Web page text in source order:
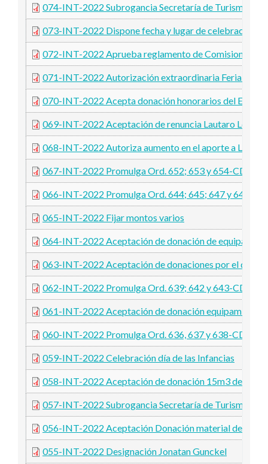
074-INT-2022 Subrogancia Secretaría de Turismo y
073-INT-2022 Dispone fecha y lugar de celebración
072-INT-2022 Aprueba reglamento de Comisiones
071-INT-2022 Autorización extraordinaria Feria del
070-INT-2022 Acepta donación honorarios del
069-INT-2022 Aceptación de renuncia Lautaro López
068-INT-2022 Autoriza aumento en el aporte a Las
067-INT-2022 Promulga Ord. 652; 653 y 654-CDDH-
066-INT-2022 Promulga Ord. 644; 645; 647 y 649-
065-INT-2022 Fijar montos varios
064-INT-2022 Aceptación de donación de
063-INT-2022 Aceptación de donaciones por el día de
062-INT-2022 Promulga Ord. 639; 642 y 643-CDDH-
061-INT-2022 Aceptación de donación equipamiento
060-INT-2022 Promulga Ord. 636, 637 y 638-CDDH-
059-INT-2022 Celebración día de las Infancias
058-INT-2022 Aceptación de donación 15m3 de leña
057-INT-2022 Subrogancia Secretaría de Turismo y
056-INT-2022 Aceptación Donación material
055-INT-2022 Designación Jonatan Gunckel